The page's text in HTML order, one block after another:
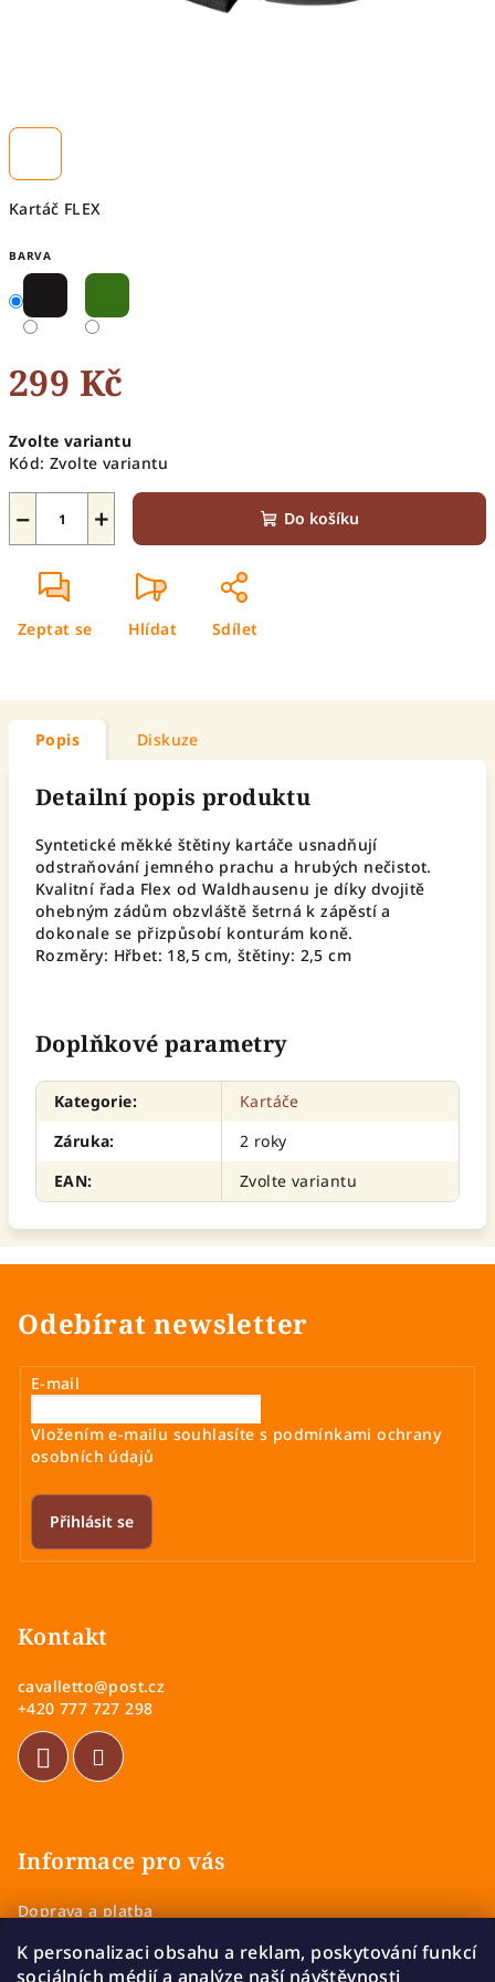
K personalizaci obsahu a reklam, poskytování funkcí
sociálních médií a analýze naší návštěvnosti
Kartáč FLEX
BARVA
299 Kč
cena:
Zvolte variantu
Kód: Zvolte variantu
+
− Do košíku
Zeptat se Hlídat Sdílet
Popis Diskuze
Detailní popis produktu
Syntetické měkké štětiny kartáče usnadňují
odstraňování jemného prachu a hrubých nečistot.
Kvalitní řada Flex od Waldhausenu je díky dvojitě
ohebným zádům obzvláště šetrná k zápěstí a
dokonale se přizpůsobí konturám koně.
Rozměry: Hřbet: 18,5 cm, štětiny: 2,5 cm
Doplňkové parametry
Kategorie:
Kartáče
Záruka:
2 roky
EAN: Zvolte variantu
Odebírat newsletter
E-mail
Vložením e-mailu souhlasíte s podmínkami ochrany
osobních údajů
Přihlásit se
Kontakt
cavalletto@post.cz
+420 777 727 298
Informace pro vás
Doprava a platba
Zásady ochrany osobních údajů